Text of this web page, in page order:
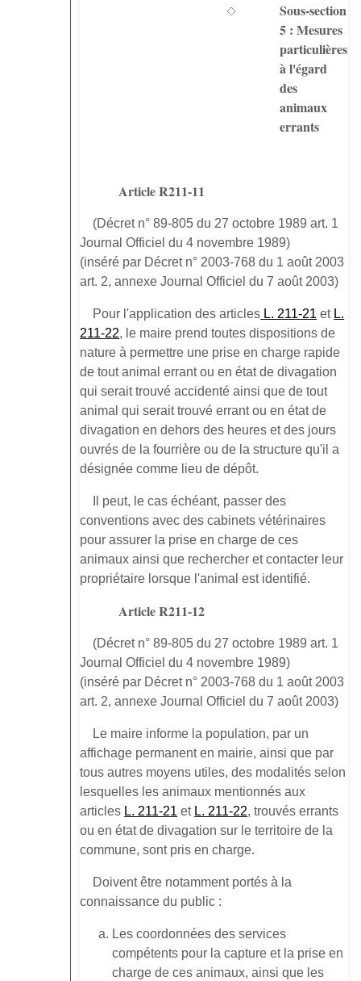
Sous-section
5 : Mesures
particulières
à l'égard
des
animaux
errants
Article R211-11
(Décret n° 89-805 du 27 octobre 1989 art. 1
Journal Officiel du 4 novembre 1989)
(inséré par Décret n° 2003-768 du 1 août 2003
art. 2, annexe Journal Officiel du 7 août 2003)
Pour l'application des articles L. 211-21 et L.
211-22, le maire prend toutes dispositions de
nature à permettre une prise en charge rapide
de tout animal errant ou en état de divagation
qui serait trouvé accidenté ainsi que de tout
animal qui serait trouvé errant ou en état de
divagation en dehors des heures et des jours
ouvrés de la fourrière ou de la structure qu'il a
désignée comme lieu de dépôt.
Il peut, le cas échéant, passer des
conventions avec des cabinets vétérinaires
pour assurer la prise en charge de ces
animaux ainsi que rechercher et contacter leur
propriétaire lorsque l'animal est identifié.
Article R211-12
(Décret n° 89-805 du 27 octobre 1989 art. 1
Journal Officiel du 4 novembre 1989)
(inséré par Décret n° 2003-768 du 1 août 2003
art. 2, annexe Journal Officiel du 7 août 2003)
Le maire informe la population, par un
affichage permanent en mairie, ainsi que par
tous autres moyens utiles, des modalités selon
lesquelles les animaux mentionnés aux
articles L. 211-21 et L. 211-22, trouvés errants
ou en état de divagation sur le territoire de la
commune, sont pris en charge.
Doivent être notamment portés à la
connaissance du public :
Les coordonnées des services
compétents pour la capture et la prise en
charge de ces animaux, ainsi que les